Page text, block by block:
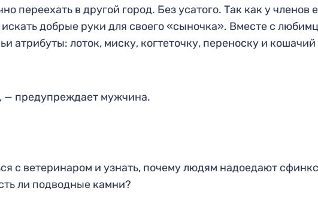
переехать в другой город. Без усатого. Так как у членов
добрые руки для своего «сыночка». Вместе с
атрибуты: лоток, миску, когтеточку, переноску и кошачий
— предупреждает мужчина.
с ветеринаром и узнать, почему людям надоедают
ли подводные камни?